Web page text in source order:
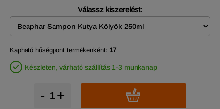
Válassz kiszerelést:
Kapható hűségpont termékenként: 17
Készleten, várható szállítás 1-3 munkanap
+
-